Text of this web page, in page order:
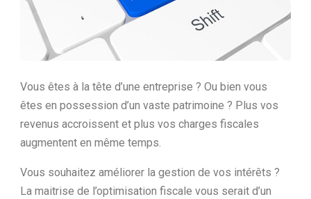
Vous êtes à la tête d’une entreprise ? Ou bien vous
êtes en possession d’un vaste patrimoine ? Plus vos
revenus accroissent et plus vos charges fiscales
augmentent en même temps.
Vous souhaitez améliorer la gestion de vos intérêts ?
La maitrise de l’optimisation fiscale vous serait d’un